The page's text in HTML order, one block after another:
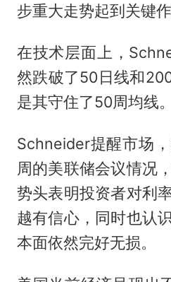
步重大走势起到关键作
在技术层面上，
然跌破了50日线和
是其守住了50周均线。
Schneider提醒市场
周的美联储会议情况
势头表明投资者对利
越有信心，同时也认
本面依然完好无损。